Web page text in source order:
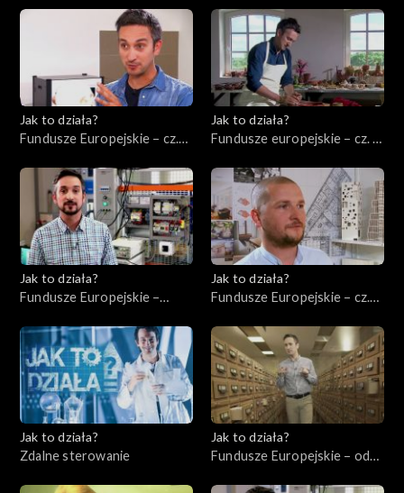
Jak to działa?
Fundusze Europejskie – cz.
Jak to działa?
Fundusze europejskie – cz. 5,
Jak to działa?
Fundusze Europejskie –
Jak to działa?
Fundusze Europejskie – cz.
Jak to działa?
Zdalne sterowanie
Jak to działa?
Fundusze Europejskie – odc.